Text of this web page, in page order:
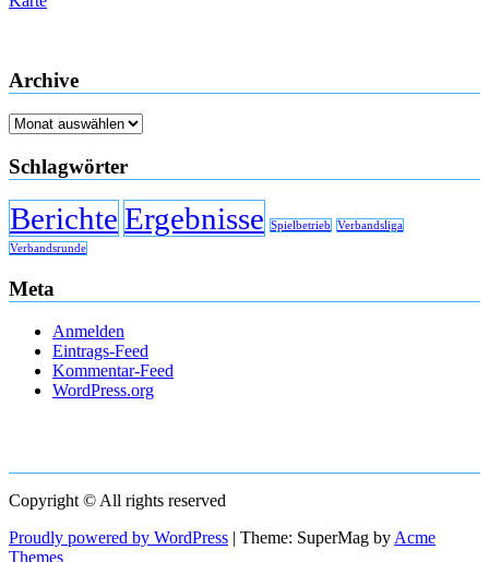
Archive
Archive
Schlagwörter
Berichte Ergebnisse Spielbetrieb
Verbandsliga
Verbandsrunde
Meta
Anmelden
Eintrags-Feed
Kommentar-Feed
WordPress.org
Copyright © All rights reserved
Proudly powered by WordPress | Theme: SuperMag by Acme
Themes